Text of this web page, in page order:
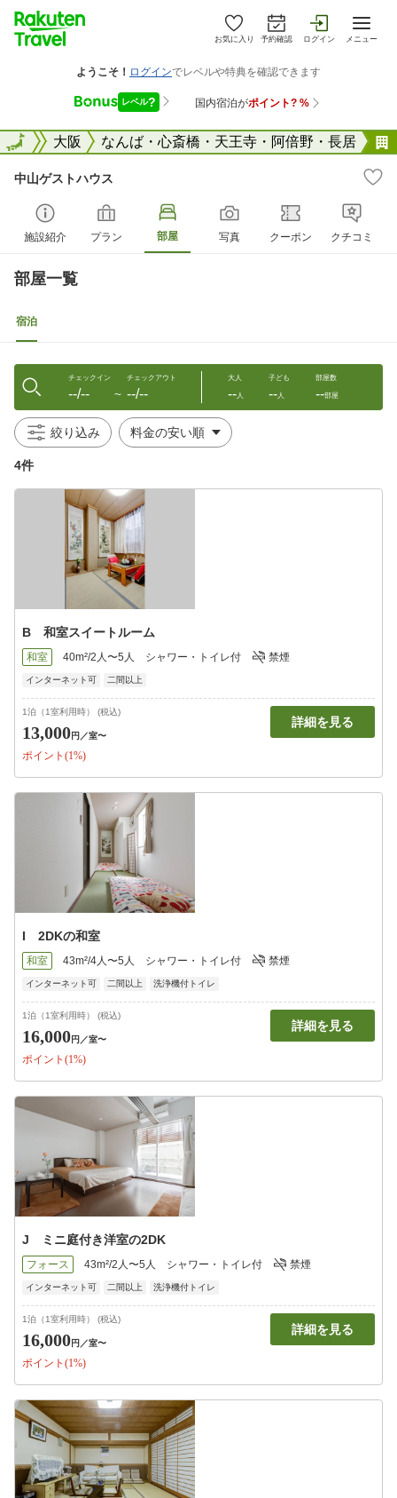
お気に入り 予約確認 ログイン メニュー
阪府 大阪 なんば・心斎橋・天王寺・阿倍野・長居
全国
中山ゲストハウス
施設紹介 プラン 部屋 写真 クーポン クチコミ
部屋一覧
宿泊
チェックイン
--/-- 〜
チェックアウト
--/--
大人
--人
子ども
--人
部屋数
--部屋
絞り込み
4件
B 和室スイートルーム
和室 40m²/2人〜5人 シャワー・トイレ付 禁煙
インターネット可 二間以上
1泊（1室利用時） (税込)
13,000円 ／室〜
ポイント(1%)
詳細を見る
I 2DKの和室
和室 43m²/4人〜5人 シャワー・トイレ付 禁煙
インターネット可 二間以上 洗浄機付トイレ
1泊（1室利用時） (税込)
16,000円 ／室〜
ポイント(1%)
詳細を見る
J ミニ庭付き洋室の2DK
フォース 43m²/2人〜5人 シャワー・トイレ付 禁煙
インターネット可 二間以上 洗浄機付トイレ
1泊（1室利用時） (税込)
16,000円 ／室〜
ポイント(1%)
詳細を見る